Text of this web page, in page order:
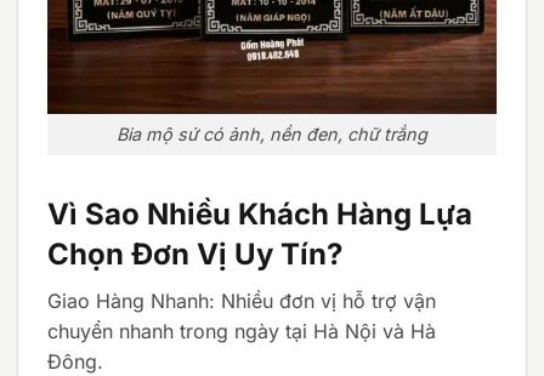
Bia mộ sứ có ảnh, nền đen, chữ trắng
Vì Sao Nhiều Khách Hàng Lựa
Chọn Đơn Vị Uy Tín?
Giao Hàng Nhanh: Nhiều đơn vị hỗ trợ vận
chuyển nhanh trong ngày tại Hà Nội và Hà
Đông.